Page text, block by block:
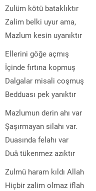
Zulüm kötü bataklıktır
Zalim belki uyur ama,
Mazlum kesin uyanıktır
Ellerini göğe açmış
İçinde fırtına kopmuş
Dalgalar misali coşmuş
Bedduası pek yanıktır
Mazlumun derin ahı var
Şaşırmayan silahı var.
Duasında felahı var
Duâ tükenmez azıktır
Zulmü haram kıldı Allah
Hiçbir zalim olmaz iflah